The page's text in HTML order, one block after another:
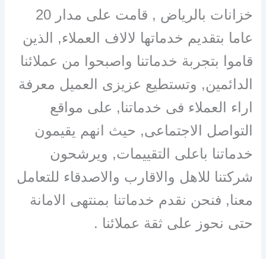
خزانات بالرياض , قامت على مدار 20
عاما بتقديم خدماتها لالاف العملاء, الذين
قاموا بتجربة خدماتنا واصبحوا من عملائنا
الدائمين, وتستطيع عزيزى العميل معرفة
اراء العملاء فى خدماتنا, على مواقع
التواصل الاجتماعى, حيث انهم يقيمون
خدماتنا باعلى التقييمات, ويرشحون
شركتنا للاهل والاقارب والاصدقاء للتعامل
معنا, فنحن نقدم خدماتنا بمنتهى الامانة
حتى نحوز على ثقة عملائنا .